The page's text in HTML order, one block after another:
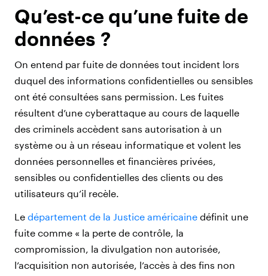
Qu’est-ce qu’une fuite de
données ?
On entend par fuite de données tout incident lors
duquel des informations confidentielles ou sensibles
ont été consultées sans permission. Les fuites
résultent d’une cyberattaque au cours de laquelle
des criminels accèdent sans autorisation à un
système ou à un réseau informatique et volent les
données personnelles et financières privées,
sensibles ou confidentielles des clients ou des
utilisateurs qu’il recèle.
Le département de la Justice américaine définit une
fuite comme « la perte de contrôle, la
compromission, la divulgation non autorisée,
l’acquisition non autorisée, l’accès à des fins non